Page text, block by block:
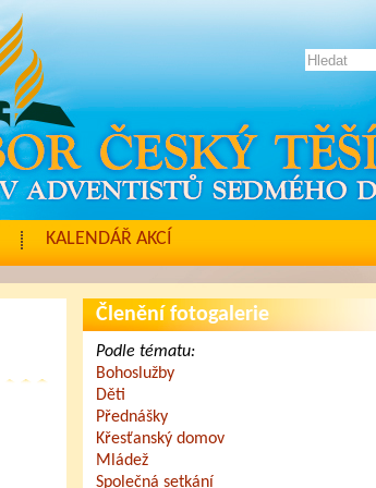
KALENDÁŘ AKCÍ
Členění fotogalerie
Podle tématu:
Bohoslužby
Děti
Přednášky
Křesťanský domov
Mládež
Společná setkání